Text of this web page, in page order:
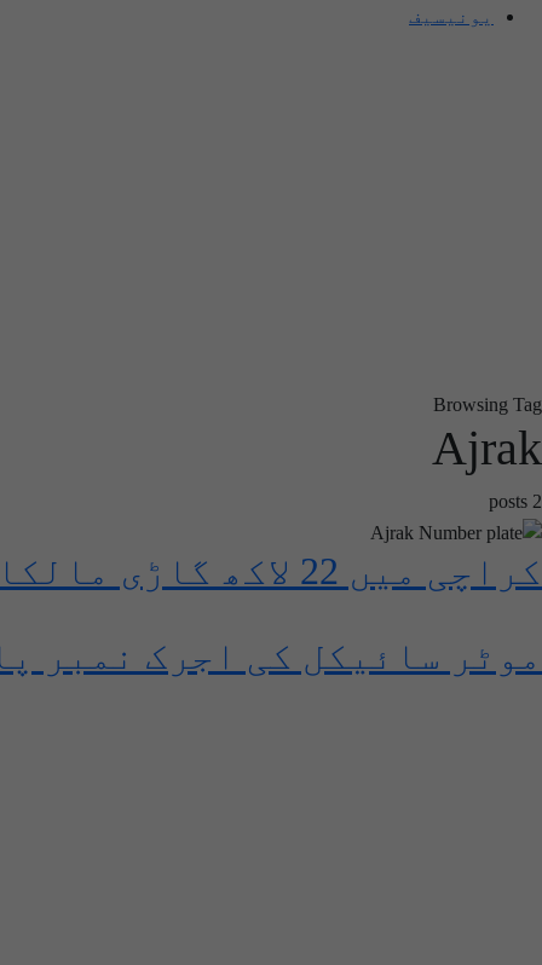
یونیسیف
Browsing Tag
Ajrak
2 posts
کراچی میں 22 لاکھ گاڑی مالکان کو نئی نمبرپلیٹ جاری
موٹر سائیکل کی اجرک نمبر